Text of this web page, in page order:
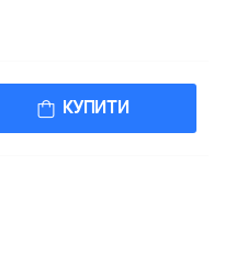
КУПИТИ